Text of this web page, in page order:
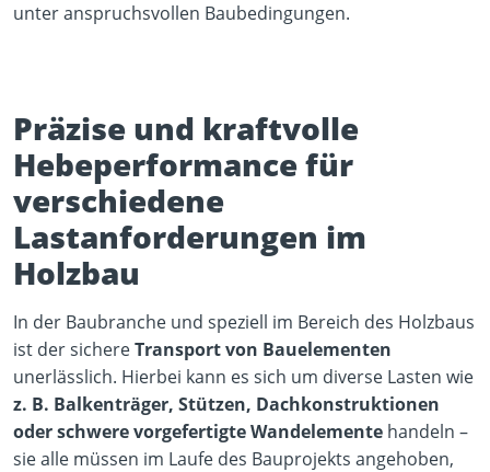
unter anspruchsvollen Baubedingungen.
Präzise und kraftvolle
Hebeperformance für
verschiedene
Lastanforderungen im
Holzbau
In der Baubranche und speziell im Bereich des Holzbaus
ist der sichereTransport von Bauelementen
unerlässlich. Hierbei kann es sich um diverse Lasten wie
z. B. Balkenträger, Stützen, Dachkonstruktionen
oder schwere vorgefertigte Wandelemente handeln –
sie alle müssen im Laufe des Bauprojekts angehoben,